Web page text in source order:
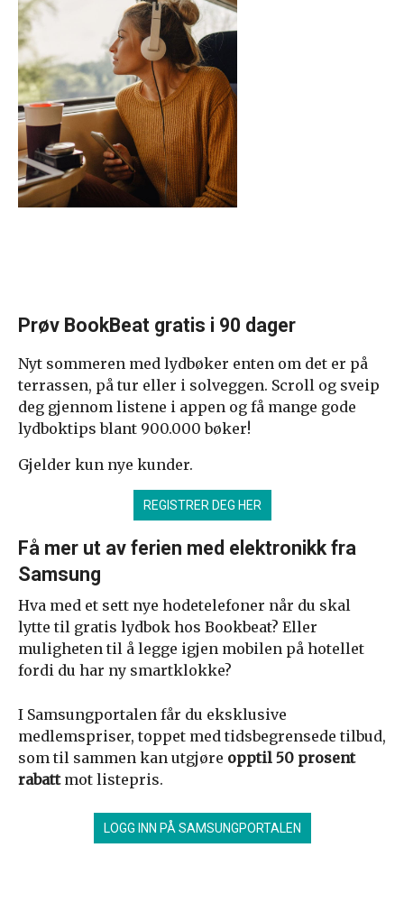
Prøv BookBeat gratis i 90 dager
Nyt sommeren med lydbøker enten om det er på
terrassen, på tur eller i solveggen. Scroll og sveip
deg gjennom listene i appen og få mange gode
lydboktips blant 900.000 bøker!
Gjelder kun nye kunder.
REGISTRER DEG HER
Få mer ut av ferien med elektronikk fra
Samsung
Hva med et sett nye hodetelefoner når du skal
lytte til gratis lydbok hos Bookbeat? Eller
muligheten til å legge igjen mobilen på hotellet
fordi du har ny smartklokke?
I Samsungportalen får du eksklusive
medlemspriser, toppet med tidsbegrensede tilbud,
som til sammen kan utgjøre opptil 50 prosent
rabattmot listepris.
LOGG INN PÅ SAMSUNGPORTALEN